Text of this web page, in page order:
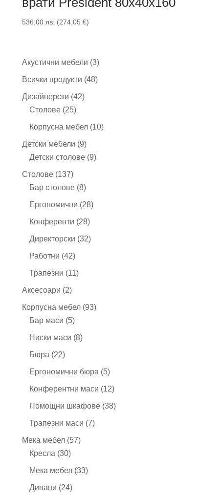
536,00 лв. (274,05 €)
Акустични мебели 33
продукта
Всички продукти 4848
Дизайнерски 4242
Столове 2525
продукта
Корпусна мебел 1010
Детски мебели 99
продукта
Детски столове 99
Столове 137137
продукта
Бар столове 88
продукта
Ергономични 2828
Конференти 2828
продукта
Директорски 3232
Работни 4242
продукта
Трапезни 1111
Аксесоари 22
продукта
Корпусна мебел 9393
Бар маси 55
продукта
Ниски маси 88
Бюра 2222
продукта
Ергономични бюра 55
продукта
Конферентни маси 1212
продукта
Помощни шкафове 3838
Трапезни маси 77
Мека мебел 5757
Кресла 3030
продукта
Мека мебел 3333
Дивани 2424